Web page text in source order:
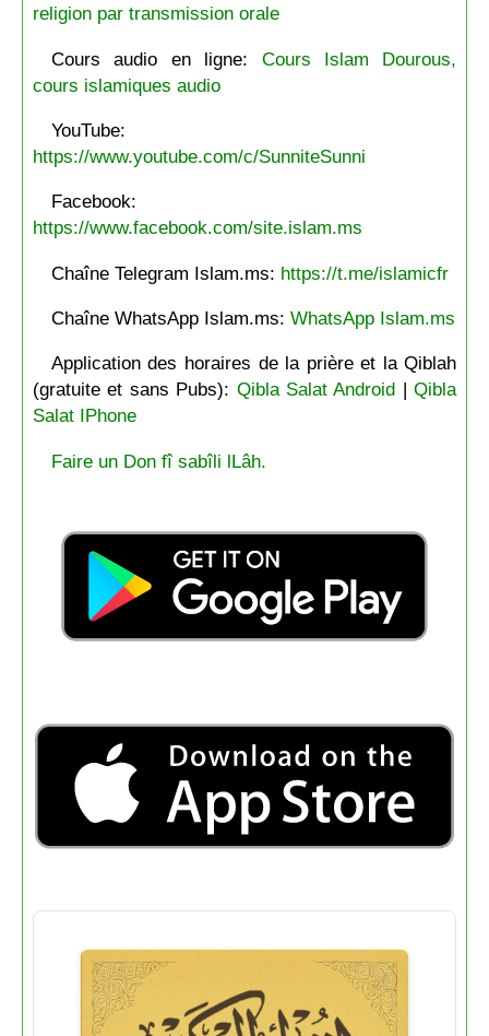
religion par transmission orale
Cours audio en ligne: Cours Islam Dourous,
cours islamiques audio
YouTube:
https://www.youtube.com/c/SunniteSunni
Facebook:
https://www.facebook.com/site.islam.ms
Chaîne Telegram Islam.ms: https://t.me/islamicfr
Chaîne WhatsApp Islam.ms: WhatsApp Islam.ms
Application des horaires de la prière et la Qiblah
(gratuite et sans Pubs): Qibla Salat Android |Qibla
Salat IPhone
Faire un Don fî sabîli lLâh.